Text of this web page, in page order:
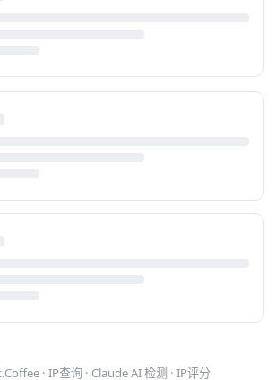
· IP查询 · Claude AI 检测 · IP评分